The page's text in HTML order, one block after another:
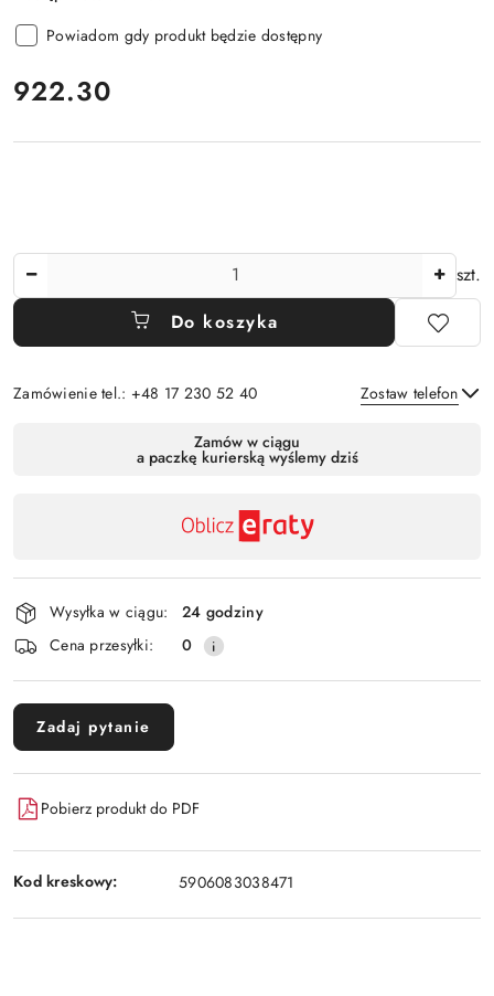
Powiadom gdy produkt będzie dostępny
cena:
922.30
szt.
Do koszyka
Zamówienie tel.: +48 17 230 52 40 Zostaw telefon
Zamów w ciągu
a paczkę kurierską wyślemy dziś
Wysyłka w ciągu:
24 godziny
Cena przesyłki:
0
Zadaj pytanie
Pobierz produkt do PDF
Kod kreskowy: 5906083038471